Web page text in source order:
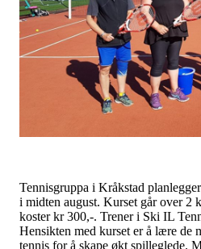
Tennisgruppa i Kråkstad
i midten august. Kurset går over 2
koster kr 300,-. Trener i Ski IL
Hensikten med kurset er å lære de
tennis for å skape økt spilleglede.